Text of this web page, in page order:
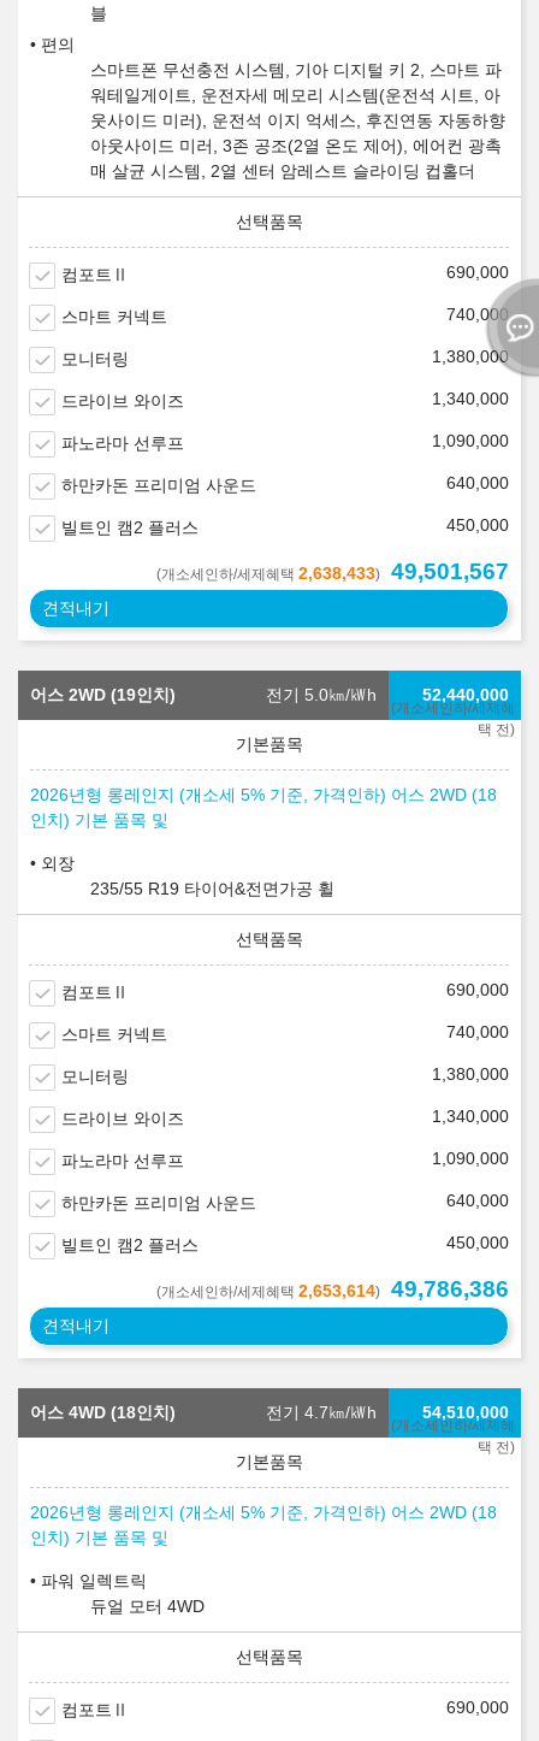
블
편의
스마트폰 무선충전 시스템, 기아 디지털 키 2, 스마트 파
워테일게이트, 운전자세 메모리 시스템(운전석 시트, 아
웃사이드 미러), 운전석 이지 억세스, 후진연동 자동하향
아웃사이드 미러, 3존 공조(2열 온도 제어), 에어컨 광촉
매 살균 시스템, 2열 센터 암레스트 슬라이딩 컵홀더
컴포트Ⅱ 690,000
스마트 커넥트 740,000
모니터링 1,380,000
드라이브 와이즈 1,340,000
파노라마 선루프 1,090,000
하만카돈 프리미엄 사운드 640,000
빌트인 캠2 플러스 450,000
(개소세인하/세제혜택 2,638,433) 49,501,567
견적내기
어스 2WD (19인치) 전기 5.0㎞/㎾h
(개소세인하/세제혜
택 전)
52,440,000
2026년형 롱레인지 (개소세 5% 기준, 가격인하) 어스 2WD (18
인치) 기본 품목 및
외장
235/55 R19 타이어&전면가공 휠
컴포트Ⅱ 690,000
스마트 커넥트 740,000
모니터링 1,380,000
드라이브 와이즈 1,340,000
파노라마 선루프 1,090,000
하만카돈 프리미엄 사운드 640,000
빌트인 캠2 플러스 450,000
(개소세인하/세제혜택 2,653,614) 49,786,386
견적내기
어스 4WD (18인치) 전기 4.7㎞/㎾h
(개소세인하/세제혜
택 전)
54,510,000
2026년형 롱레인지 (개소세 5% 기준, 가격인하) 어스 2WD (18
인치) 기본 품목 및
파워 일렉트릭
듀얼 모터 4WD
컴포트Ⅱ 690,000